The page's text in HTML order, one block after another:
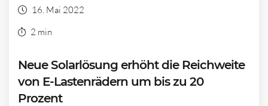
16. Mai 2022
2 min
Neue Solarlösung erhöht die Reichweite
von E-Lastenrädern um bis zu 20
Prozent